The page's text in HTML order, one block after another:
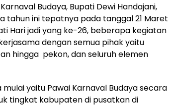
Budaya, Bupati Dewi Handajani,
ini tepatnya pada tanggal 21 Maret
Hari jadi yang ke-26, beberapa kegiatan
dengan semua pihak yaitu
hingga pekon, dan seluruh elemen
yaitu Pawai Karnaval Budaya secara
tingkat kabupaten di pusatkan di